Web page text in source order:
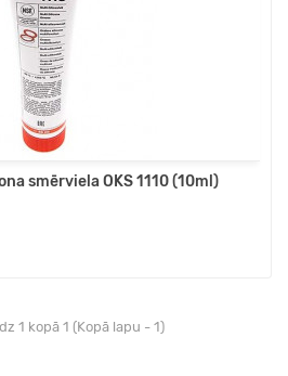
smērviela OKS 1110 (10ml)
1 kopā 1 (Kopā lapu - 1)